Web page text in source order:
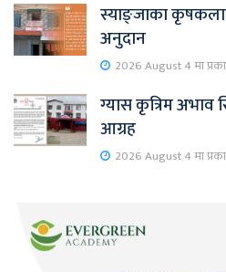
स्याङ्जाका
अनुदान
2026 August 4 मा
ग्यास कृत्रिम अभाव
आग्रह
2026 August 4 मा